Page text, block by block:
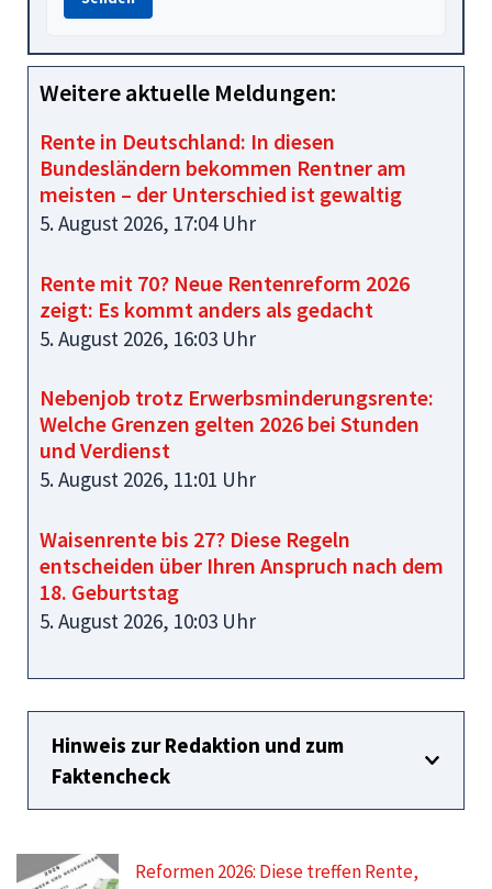
Weitere aktuelle Meldungen:
Rente in Deutschland: In diesen
Bundesländern bekommen Rentner am
meisten – der Unterschied ist gewaltig
5. August 2026, 17:04 Uhr
Rente mit 70? Neue Rentenreform 2026
zeigt: Es kommt anders als gedacht
5. August 2026, 16:03 Uhr
Nebenjob trotz Erwerbsminderungsrente:
Welche Grenzen gelten 2026 bei Stunden
und Verdienst
5. August 2026, 11:01 Uhr
Waisenrente bis 27? Diese Regeln
entscheiden über Ihren Anspruch nach dem
18. Geburtstag
5. August 2026, 10:03 Uhr
Hinweis zur Redaktion und zum
Faktencheck
Reformen 2026: Diese treffen Rente,